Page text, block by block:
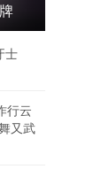
士
行云
又武